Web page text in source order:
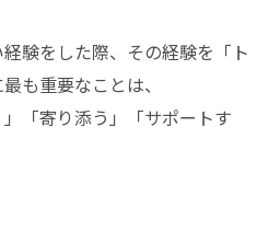
験をした際、その経験を「ト
も重要なことは、
「寄り添う」「サポートす